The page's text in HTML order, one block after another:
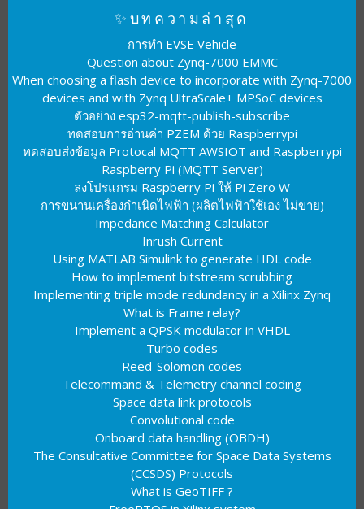
✨บทความล่าสุด
การทำ EVSE Vehicle
Question about Zynq-7000 EMMC
When choosing a flash device to incorporate with Zynq-7000
devices and with Zynq UltraScale+ MPSoC devices
ตัวอย่าง esp32-mqtt-publish-subscribe
ทดสอบการอ่านค่า PZEM ด้วย Raspberrypi
ทดสอบส่งข้อมูล Protocal MQTT AWSIOT and Raspberrypi
Raspberry Pi (MQTT Server)
ลงโปรแกรม Raspberry Pi ให้ Pi Zero W
การขนานเครื่องกำเนิดไฟฟ้า (ผลิตไฟฟ้าใช้เอง ไม่ขาย)
Impedance Matching Calculator
Inrush Current
Using MATLAB Simulink to generate HDL code
How to implement bitstream scrubbing
Implementing triple mode redundancy in a Xilinx Zynq
What is Frame relay?
Implement a QPSK modulator in VHDL
Turbo codes
Reed-Solomon codes
Telecommand & Telemetry channel coding
Space data link protocols
Convolutional code
Onboard data handling (OBDH)
The Consultative Committee for Space Data Systems
(CCSDS) Protocols
What is GeoTIFF ?